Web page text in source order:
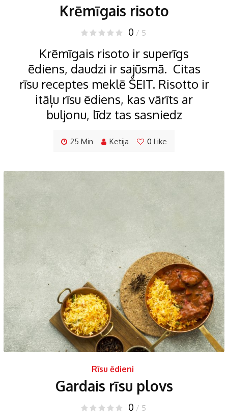
Krēmīgais risoto
0 / 5
Krēmīgais risoto ir superīgs
ēdiens, daudzi ir sajūsmā. Citas
rīsu receptes meklē ŠEIT. Risotto ir
itāļu rīsu ēdiens, kas vārīts ar
buljonu, līdz tas sasniedz
25 Min Ketija 0 Like
Rīsu ēdieni
Gardais rīsu plovs
0 / 5